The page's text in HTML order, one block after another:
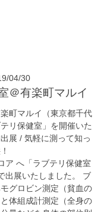
04/30
＠有楽町マルイ
町マルイ（東京都千代
リ保健室」を開催いた
展 / 気軽に測って知っ
ア へ「ラブテリ保健室
出展いたしました。 ブ
グロビン測定（貧血の
体組成計測定（全身の